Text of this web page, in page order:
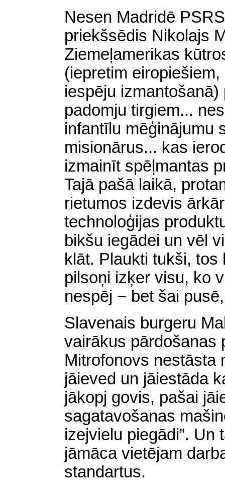
Nesen Madridē
priekšsēdis Nikolajs
Ziemeļamerikas
(iepretim
iespēju izmantošanā)
padomju tirgiem...
infantīlu mēģinājumu
misionārus... kas
izmainīt spēļmantas
Tajā pašā laikā,
rietumos izdevis
technoloģijas
bikšu iegādei un vēl
klāt. Plaukti tukši,
pilsoņi izķer visu, ko
nespēj − bet šai
Slavenais burgeru
vairākus pārdošanas
Mitrofonovs nestāsta
jāieved un jāiestāda
jākopj govis, pašai
sagatavošanas
izejvielu piegādi”. Un
jāmāca vietējam
standartus.